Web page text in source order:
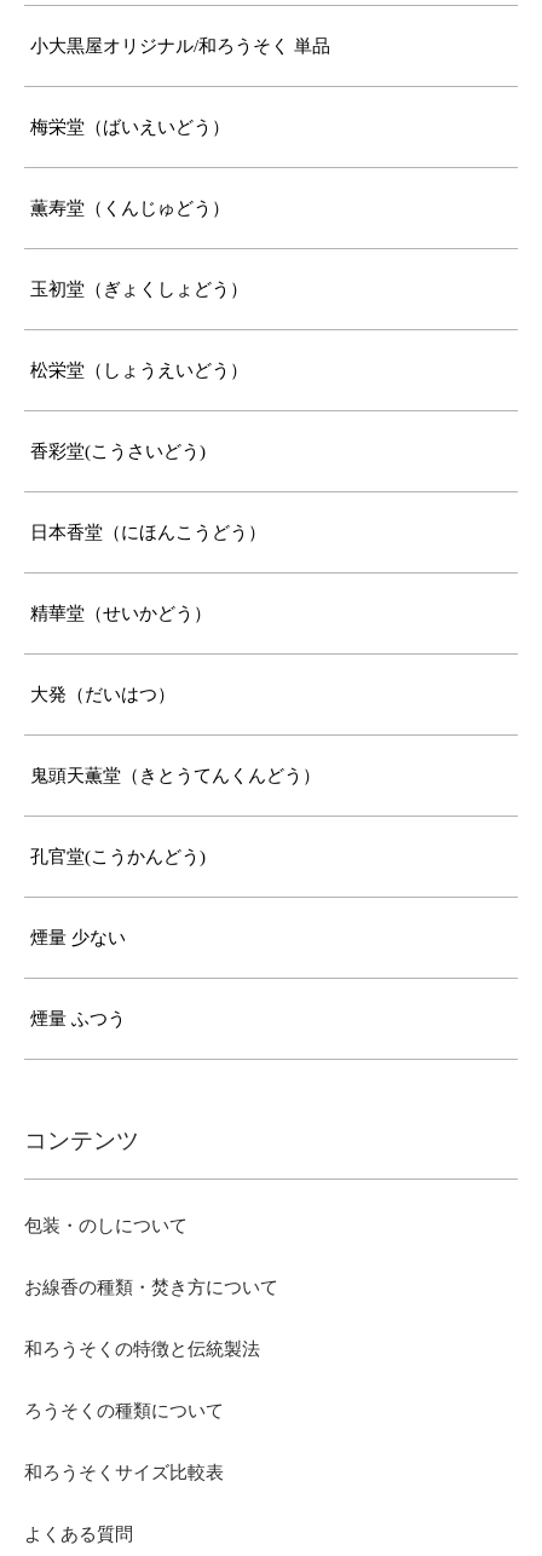
小大黒屋オリジナル/和ろうそく 単品
梅栄堂（ばいえいどう）
薫寿堂（くんじゅどう）
玉初堂（ぎょくしょどう）
松栄堂（しょうえいどう）
香彩堂(こうさいどう)
日本香堂（にほんこうどう）
精華堂（せいかどう）
大発（だいはつ）
鬼頭天薫堂（きとうてんくんどう）
孔官堂(こうかんどう)
煙量 少ない
煙量 ふつう
コンテンツ
包装・のしについて
お線香の種類・焚き方について
和ろうそくの特徴と伝統製法
ろうそくの種類について
和ろうそくサイズ比較表
よくある質問